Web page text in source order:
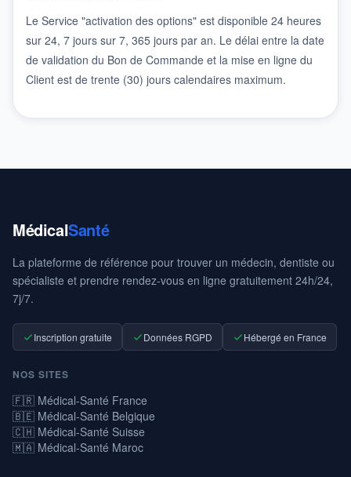
Le Service "activation des options" est disponible 24 heures
sur 24, 7 jours sur 7, 365 jours par an. Le délai entre la date
de validation du Bon de Commande et la mise en ligne du
Client est de trente (30) jours calendaires maximum.
MédicalSanté
La plateforme de référence pour trouver un médecin, dentiste ou
spécialiste et prendre rendez-vous en ligne gratuitement 24h/24,
7j/7.
Inscription gratuite Données RGPD Hébergé en France
NOS SITES
🇫🇷 Médical-Santé France
🇧🇪 Médical-Santé Belgique
🇨🇭 Médical-Santé Suisse
🇲🇦 Médical-Santé Maroc